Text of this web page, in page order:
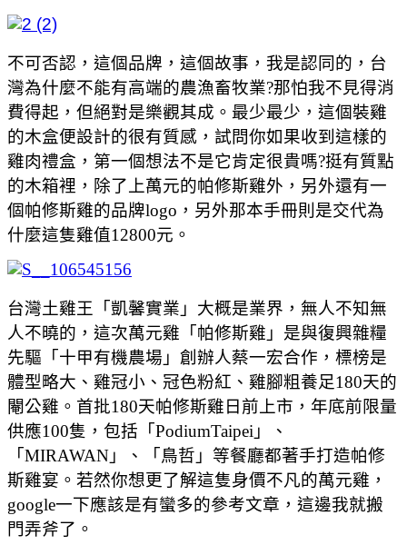
不可否認，這個品牌，這個故事，我是認同的，台
灣為什麼不能有高端的農漁畜牧業?那怕我不見得消
費得起，但絕對是樂觀其成。最少最少，這個裝雞
的木盒便設計的很有質感，試問你如果收到這樣的
雞肉禮盒，第一個想法不是它肯定很貴嗎?挺有質點
的木箱裡，除了上萬元的帕修斯雞外，另外還有一
個帕修斯雞的品牌logo，另外那本手冊則是交代為
什麼這隻雞值12800元。
台灣土雞王「凱馨實業」大概是業界，無人不知無
人不曉的，這次萬元雞「帕修斯雞」是與復興雜糧
先驅「十甲有機農場」創辦人蔡一宏合作，標榜是
體型略大、雞冠小、冠色粉紅、雞腳粗養足180天的
閹公雞。首批180天帕修斯雞日前上市，年底前限量
供應100隻，包括「PodiumTaipei」、
「MIRAWAN」、「鳥哲」等餐廳都著手打造帕修
斯雞宴。若然你想更了解這隻身價不凡的萬元雞，
google一下應該是有蠻多的參考文章，這邊我就搬
門弄斧了。